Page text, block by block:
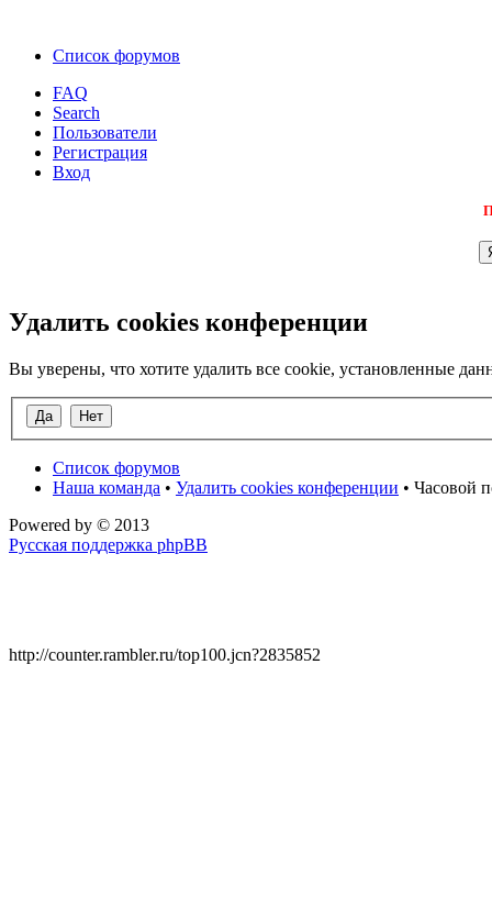
Список форумов
FAQ
Search
Пользователи
Регистрация
Вход
Удалить cookies конференции
Вы уверены, что хотите удалить все cookie, установленные
Список форумов
Наша команда • Удалить cookies конференции • Часовой
Powered by © 2013
Русская поддержка phpBB
http://counter.rambler.ru/top100.jcn?2835852